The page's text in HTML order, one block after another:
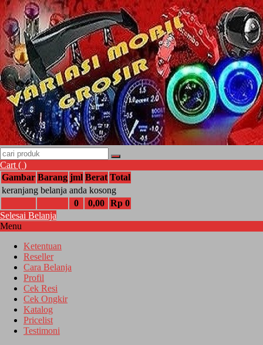
Cart ( )
Gambar Barang jml Berat Total
keranjang belanja anda kosong
0
0,00 Rp 0
Selesai Belanja
Menu
Ketentuan
Reseller
Cara Belanja
Profil
Cek Resi
Cek Ongkir
Katalog
Pricelist
Testimoni